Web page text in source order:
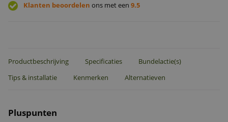
Klanten beoordelen ons met een 9.5
Productbeschrijving Specificaties
Bundelactie(s)
Tips & installatie
Kenmerken Alternatieven
Pluspunten